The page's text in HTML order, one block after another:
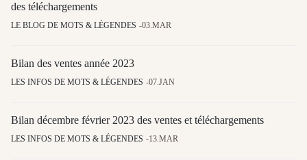
des téléchargements
LE BLOG DE MOTS & LÉGENDES 03.MAR
Bilan des ventes année 2023
LES INFOS DE MOTS & LÉGENDES 07.JAN
Bilan décembre février 2023 des ventes et téléchargements
LES INFOS DE MOTS & LÉGENDES 13.MAR